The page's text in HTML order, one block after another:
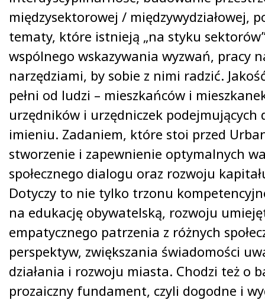
międzysektorowej / międzywydziałowej,
tematy, które istnieją „na styku
wspólnego wskazywania wyzwań, pracy
narzędziami, by sobie z nimi radzić.
pełni od ludzi – mieszkańców i
urzędników i urzędniczek podejmujących
imieniu. Zadaniem, które stoi przed
stworzenie i zapewnienie optymalnych
społecznego dialogu oraz rozwoju
Dotyczy to nie tylko trzonu
na edukację obywatelską, rozwoju
empatycznego patrzenia z różnych
perspektyw, zwiększania świadomości
działania i rozwoju miasta. Chodzi też o
prozaiczny fundament, czyli dogodne i